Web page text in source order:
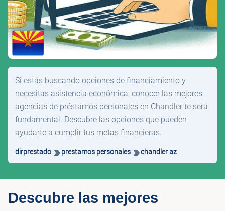
Si estás buscando opciones de financiamiento y
necesitas asistencia económica, conocer las mejores
agencias de préstamos personales en Chandler te será
fundamental. Descubre las opciones que pueden
ayudarte a cumplir tus metas financieras.
dirprestado prestamos personales chandler az
Descubre las mejores